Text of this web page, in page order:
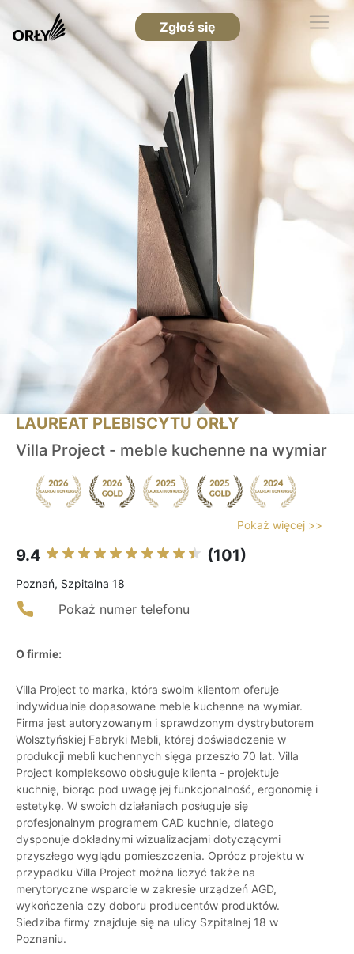
Zgłoś się
LAUREAT PLEBISCYTU ORŁY
Villa Project - meble kuchenne na wymiar
Pokaż więcej >>
9.4 (101)
Poznań, Szpitalna 18
Pokaż numer telefonu
O firmie:
Villa Project to marka, która swoim klientom oferuje
indywidualnie dopasowane meble kuchenne na wymiar.
Firma jest autoryzowanym i sprawdzonym dystrybutorem
Wolsztyńskiej Fabryki Mebli, której doświadczenie w
produkcji mebli kuchennych sięga przeszło 70 lat. Villa
Project kompleksowo obsługuje klienta - projektuje
kuchnię, biorąc pod uwagę jej funkcjonalność, ergonomię i
estetykę. W swoich działaniach posługuje się
profesjonalnym programem CAD kuchnie, dlatego
dysponuje dokładnymi wizualizacjami dotyczącymi
przyszłego wyglądu pomieszczenia. Oprócz projektu w
przypadku Villa Project można liczyć także na
merytoryczne wsparcie w zakresie urządzeń AGD,
wykończenia czy doboru producentów produktów.
Siedziba firmy znajduje się na ulicy Szpitalnej 18 w
Poznaniu.